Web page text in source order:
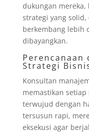
dukungan mereka,
strategi yang
berkembang lebih
dibayangkan.
Perencanaan
Strategi
Konsultan
memastikan
terwujud dengan
tersusun rapi,
eksekusi agar